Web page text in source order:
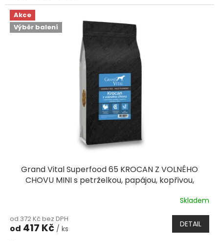
Akce
Výběr balení
Grand Vital Superfood 65 KROCAN Z VOLNÉHO
CHOVU MINI s petrželkou, papájou, kopřivou,
produktu
je
Skladem
od 372 Kč bez DPH
od 417 Kč / ks DETAIL